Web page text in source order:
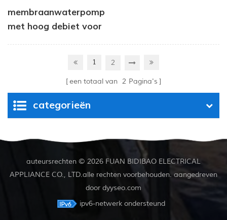
membraanwaterpomp
met hoog debiet voor
1 2
een totaal van 2 Pagina's
categorieën
auteursrechten © 2026 FUAN BIDIBAO ELECTRICAL
APPLIANCE CO., LTD.alle rechten voorbehouden. aangedreven
door dyyseo.com
ipv6-netwerk ondersteund